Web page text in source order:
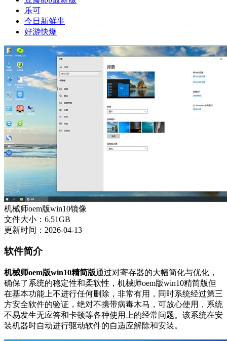
乐可
今日新鲜事
好游快爆
机械师oem版win10镜像
文件大小：6.51GB
更新时间：2026-04-13
软件简介
机械师oem版win10精简版通过对寄存器的大幅简化与优化，
确保了系统的稳定性和柔软性，机械师oem版win10精简版但
在基本功能上不进行任何删除，非常有用，同时系统经过第三
方安全软件的验证，绝对不携带病毒木马，可放心使用，系统
不易发生无应答和卡顿等各种使用上的经常问题。该系统在安
装机器时自动进行驱动软件的自适应解除和安装。